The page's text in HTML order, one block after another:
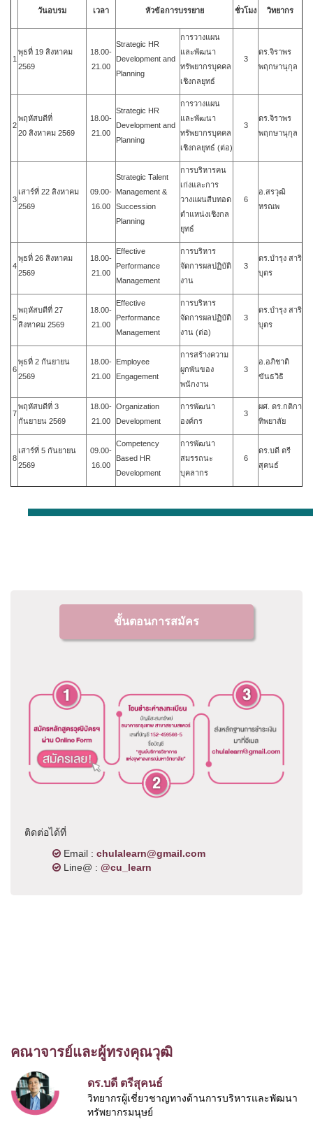
วันอบรม เวลา หัวข้อการบรรยาย ชั่วโมง วิทยากร
1
พุธที่ 19 สิงหาคม
2569
18.00-
21.00
Strategic HR
Development and
Planning
การวางแผน
และพัฒนา
ทรัพยากรบุคคล
เชิงกลยุทธ์
3
ดร.จิราพร
พฤกษานุกุล
2
พฤหัสบดีที่
20 สิงหาคม 2569
18.00-
21.00
Strategic HR
Development and
Planning
การวางแผน
และพัฒนา
ทรัพยากรบุคคล
เชิงกลยุทธ์ (ต่อ)
3
ดร.จิราพร
พฤกษานุกุล
3
เสาร์ที่ 22 สิงหาคม
2569
09.00-
16.00
Strategic Talent
Management &
Succession
Planning
การบริหารคน
เก่งและการ
วางแผนสืบทอด
ตำแหน่งเชิงกล
ยุทธ์
6
อ.สรวุฒิ
หรณพ
4
พุธที่ 26 สิงหาคม
2569
18.00-
21.00
Effective
Performance
Management
การบริหาร
จัดการผลปฏิบัติ
งาน
3
ดร.บำรุง สาริ
บุตร
5
พฤหัสบดีที่ 27
สิงหาคม 2569
18.00-
21.00
Effective
Performance
Management
การบริหาร
จัดการผลปฏิบัติ
งาน (ต่อ)
3
ดร.บำรุง สาริ
บุตร
6
พุธที่ 2 กันยายน
2569
18.00-
21.00
Employee
Engagement
การสร้างความ
ผูกพันของ
พนักงาน
3
อ.อภิชาติ
ขันธวิธิ
7
พฤหัสบดีที่ 3
กันยายน 2569
18.00-
21.00
Organization
Development
การพัฒนา
องค์กร
3
ผศ. ดร.กติกา
ทิพยาลัย
8
เสาร์ที่ 5 กันยายน
2569
09.00-
16.00
Competency
Based HR
Development
การพัฒนา
สมรรถนะ
บุคลากร
6
ดร.บดี ตรี
สุคนธ์
ขั้นตอนการสมัคร
ติดต่อได้ที่
Email : chulalearn@gmail.com
Line@ : @cu_learn
คณาจารย์และผู้ทรงคุณวุฒิ
ดร.บดี ตรีสุคนธ์
วิทยากรผู้เชี่ยวชาญทางด้านการบริหารและพัฒนา
ทรัพยากรมนุษย์